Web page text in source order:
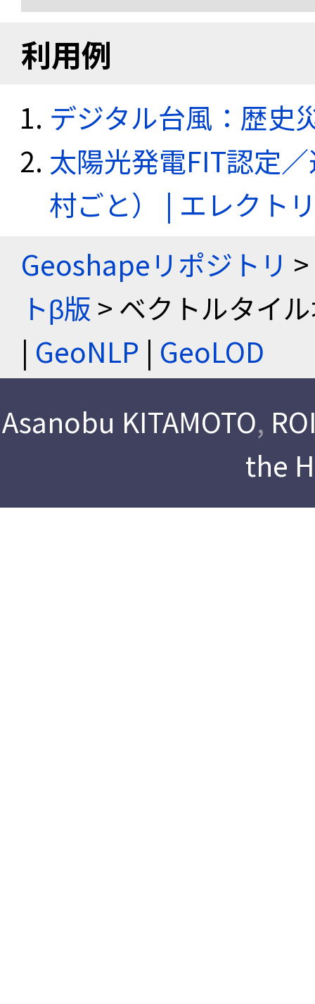
利用例
デジタル台風：歴史
太陽光発電FIT認定
村ごと） | エレクト
Geoshapeリポジトリ >
トβ版 > ベクトルタイ
| GeoNLP | GeoLOD
Asanobu KITAMOTO,
the